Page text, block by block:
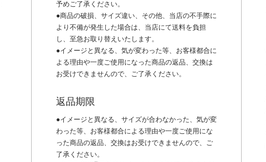
予めご了承ください。
●商品の破損、サイズ違い、その他、当店の不手際に
より不備が発生した場合は、当店にて送料を負担
し、至急お取り替えいたします。
●イメージと異なる、気が変わった等、お客様都合に
よる理由や一度ご使用になった商品の返品、交換は
お受けできませんので、ご了承ください。
返品期限
●イメージと異なる、サイズが合わなかった、気が変
わった等、お客様都合による理由や一度ご使用にな
った商品の返品、交換はお受けできませんので、ご
了承ください。